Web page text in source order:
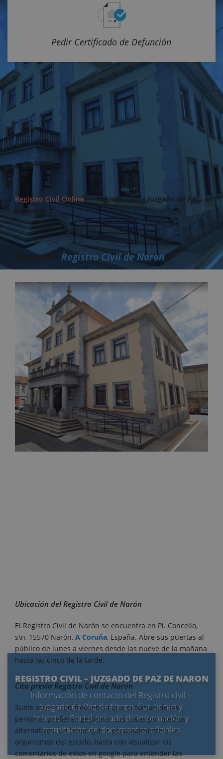
REGISTRO CIVIL – JUZGADO DE PAZ DE NARON
Información de contacto del Registro civil –
Juzgado de Paz de Naron. Funciones y
trámites. Portal privado de información y
tramitación de documentos oficiales
Pedir Certificado de Defunción
Registro Civil Online>>Registro civil – Juzgado de Paz
de Naron
Datos del Registro Civil de Naron
Ubicación del Registro Civil de Narón
El Registro Civil de Narón se encuentra en Pl. Concello,
s\n, 15570 Narón, A Coruña, España. Abre sus puertas al
público de lunes a viernes desde las nueve de la mañana
hasta las cinco de la tarde.
Cita previa Registro Civil de Narón
Suele ocurrir con frecuencia que el común de las
personas prefieren gestionar sus cosas por medios
alternativos, sin tener que ir personalmente a los
organismos del estado, basta con visualizar los
comentarios de estos en google para entender las